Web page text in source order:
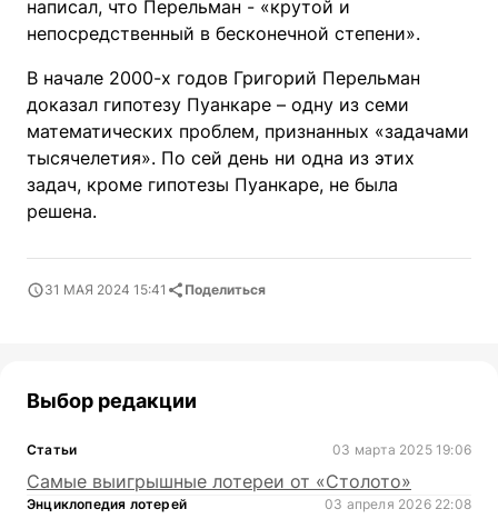
написал, что Перельман - «крутой и
непосредственный в бесконечной степени».
В начале 2000-х годов Григорий Перельман
доказал гипотезу Пуанкаре – одну из семи
математических проблем, признанных «задачами
тысячелетия». По сей день ни одна из этих
задач, кроме гипотезы Пуанкаре, не была
решена.
31 МАЯ 2024 15:41 Поделиться
Выбор редакции
Статьи 03 марта 2025 19:06
Самые выигрышные лотереи от «Столото»
Энциклопедия лотерей 03 апреля 2026 22:08